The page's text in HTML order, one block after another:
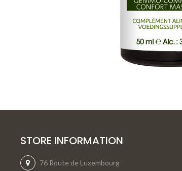
STORE INFORMATION
76 Route de Luxembourg